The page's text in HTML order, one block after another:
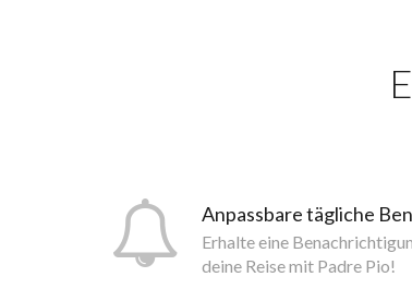
Anpassbare tägliche
Erhalte eine
deine Reise mit Padre Pio!